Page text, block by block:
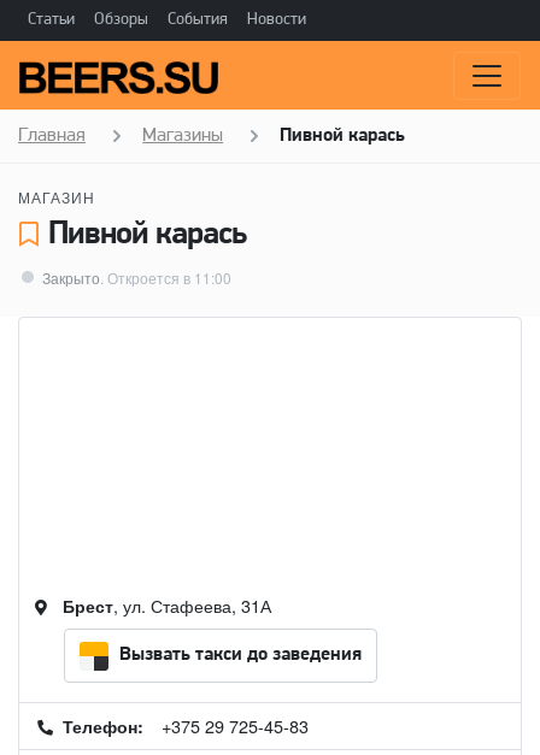
Статьи Обзоры События Новости
Главная Магазины Пивной карась
МАГАЗИН
Пивной карась
Закрыто . Откроется в 11:00
Брест, ул. Стафеева, 31А
Вызвать такси до заведения
Телефон: +375 29 725-45-83